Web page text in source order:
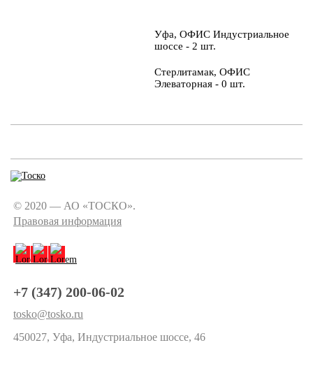
Уфа, ОФИС Индустриальное
шоссе - 2 шт.
Стерлитамак, ОФИС
Элеваторная - 0 шт.
© 2020 — АО «ТОСКО».
Правовая информация
+7 (347) 200-06-02
tosko@tosko.ru
450027, Уфа, Индустриальное шоссе, 46